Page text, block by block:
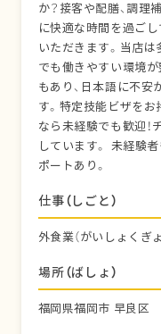
か？接客や配膳、調理
に快適な時間を過ご
いただきます。当店
でも働きやすい環境
もあり、日本語に不安
す。特定技能ビザをお
なら未経験でも歓迎
しています。 未経験
ポートあり。
仕事（しごと）
外食業（がいしょくぎょ
場所（ばしょ）
福岡県福岡市 早良区